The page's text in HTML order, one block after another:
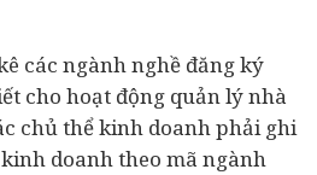
các ngành nghề đăng ký
cho hoạt động quản lý nhà
chủ thể kinh doanh phải ghi
doanh theo mã ngành